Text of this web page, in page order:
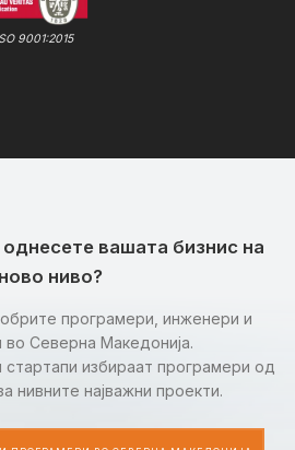
9001:2015
вашата бизнис на
ново ниво?
програмери, инженери и
во Северна Македонија.
стартапи избираат програмери од
нивните најважни проекти.